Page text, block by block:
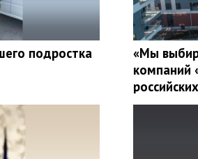
подростка
«Мы
компаний